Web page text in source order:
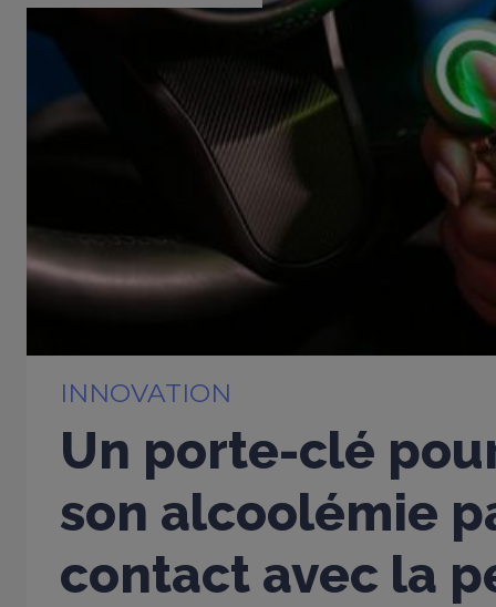
INNOVATION
Un porte-clé
son alcoolémie
contact avec la